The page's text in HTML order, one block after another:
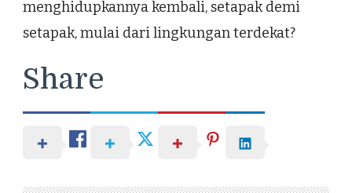
menghidupkannya kembali, setapak demi
setapak, mulai dari lingkungan terdekat?
Share